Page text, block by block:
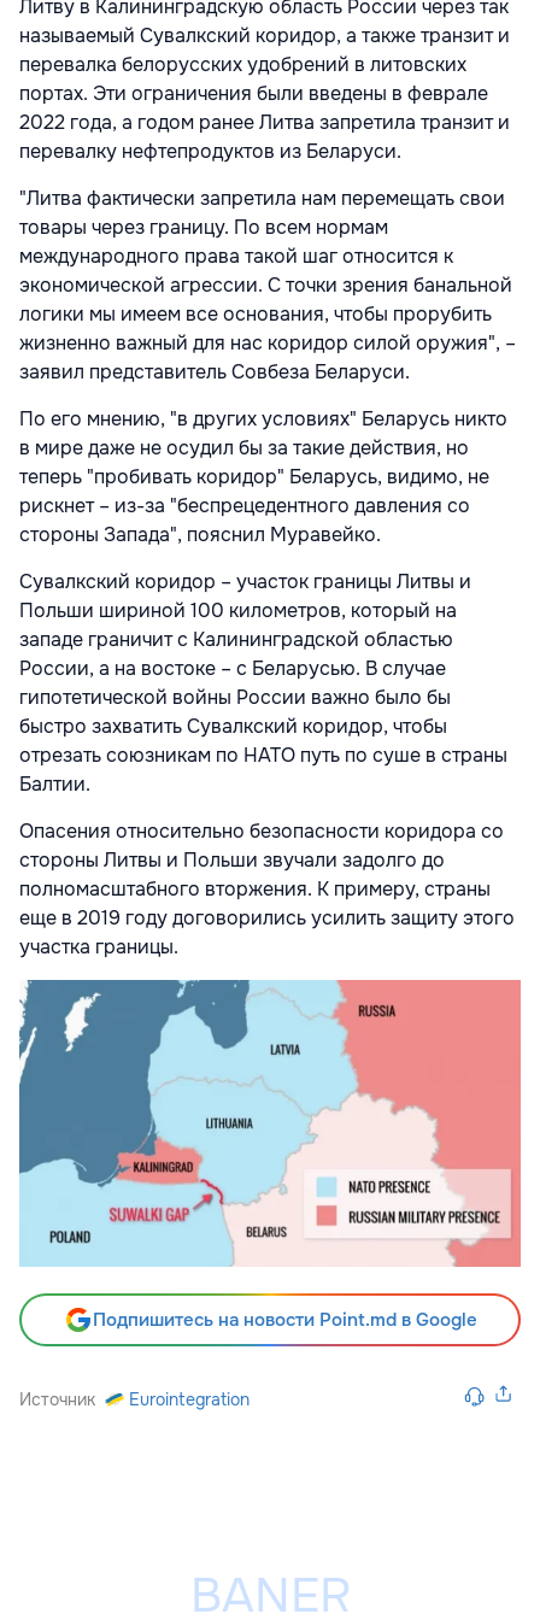
Литву в Калининградскую область России через так
называемый Сувалкский коридор, а также транзит и
перевалка белорусских удобрений в литовских
портах. Эти ограничения были введены в феврале
2022 года, а годом ранее Литва запретила транзит и
перевалку нефтепродуктов из Беларуси.
"Литва фактически запретила нам перемещать свои
товары через границу. По всем нормам
международного права такой шаг относится к
экономической агрессии. С точки зрения банальной
логики мы имеем все основания, чтобы прорубить
жизненно важный для нас коридор силой оружия", –
заявил представитель Совбеза Беларуси.
По его мнению, "в других условиях" Беларусь никто
в мире даже не осудил бы за такие действия, но
теперь "пробивать коридор" Беларусь, видимо, не
рискнет – из-за "беспрецедентного давления со
стороны Запада", пояснил Муравейко.
Сувалкский коридор – участок границы Литвы и
Польши шириной 100 километров, который на
западе граничит с Калининградской областью
России, а на востоке – с Беларусью. В случае
гипотетической войны России важно было бы
быстро захватить Сувалкский коридор, чтобы
отрезать союзникам по НАТО путь по суше в страны
Балтии.
Опасения относительно безопасности коридора со
стороны Литвы и Польши звучали задолго до
полномасштабного вторжения. К примеру, страны
еще в 2019 году договорились усилить защиту этого
участка границы.
Подпишитесь на новости Point.md в Google
Источник Eurointegration